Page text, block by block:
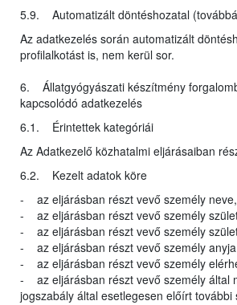
5.9. Automatizált döntéshozatal
Az adatkezelés során automatizált
profilalkotást is, nem kerül sor.
6. Állatgyógyászati készítmény
kapcsolódó adatkezelés
6.1. Érintettek kategóriái
Az Adatkezelő közhatalmi eljárásaiban
6.2. Kezelt adatok köre
- az eljárásban részt vevő személy neve,
- az eljárásban részt vevő személy
- az eljárásban részt vevő személy
- az eljárásban részt vevő személy
- az eljárásban részt vevő személy
- az eljárásban részt vevő személy által
jogszabály által esetlegesen előírt további